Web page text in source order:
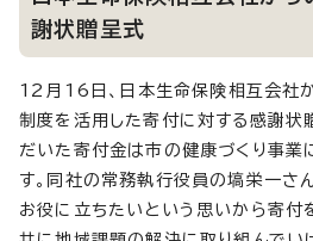
謝状贈呈式
12月16日、日本生命保険相互会社
制度を活用した寄付に対する感謝状
だいた寄付金は市の健康づくり事業
す。同社の常務執行役員の塙栄一さ
お役に立ちたいという思いから寄付